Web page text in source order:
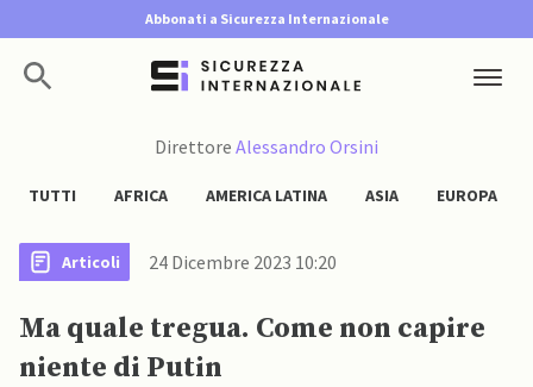
Abbonati a Sicurezza Internazionale
Direttore Alessandro Orsini
TUTTI AFRICA AMERICA LATINA ASIA EUROPA
Articoli 24 Dicembre 2023 10:20
Ma quale tregua. Come non capire
niente di Putin